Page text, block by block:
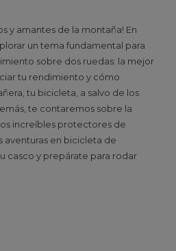
y amantes de la montaña! En
un tema fundamental para
sobre dos ruedas: la mejor
tu rendimiento y cómo
tu bicicleta, a salvo de los
te contaremos sobre la
increíbles protectores de
aventuras en bicicleta de
casco y prepárate para rodar